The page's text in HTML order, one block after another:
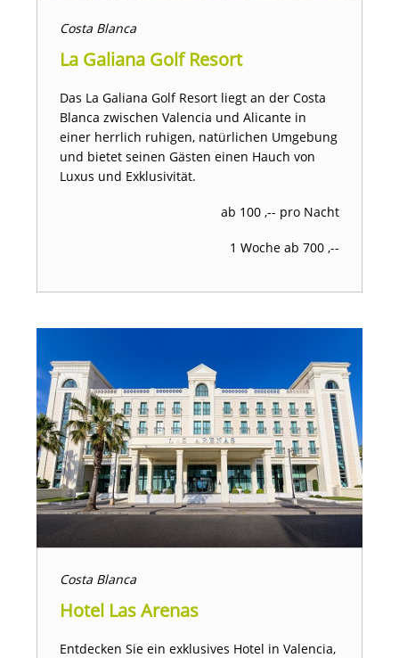
Costa Blanca
La Galiana Golf Resort
Das La Galiana Golf Resort liegt an der Costa
Blanca zwischen Valencia und Alicante in
einer herrlich ruhigen, natürlichen Umgebung
und bietet seinen Gästen einen Hauch von
Luxus und Exklusivität.
ab 100 ,-- pro Nacht
1 Woche ab 700 ,--
Costa Blanca
Hotel Las Arenas
Entdecken Sie ein exklusives Hotel in Valencia,